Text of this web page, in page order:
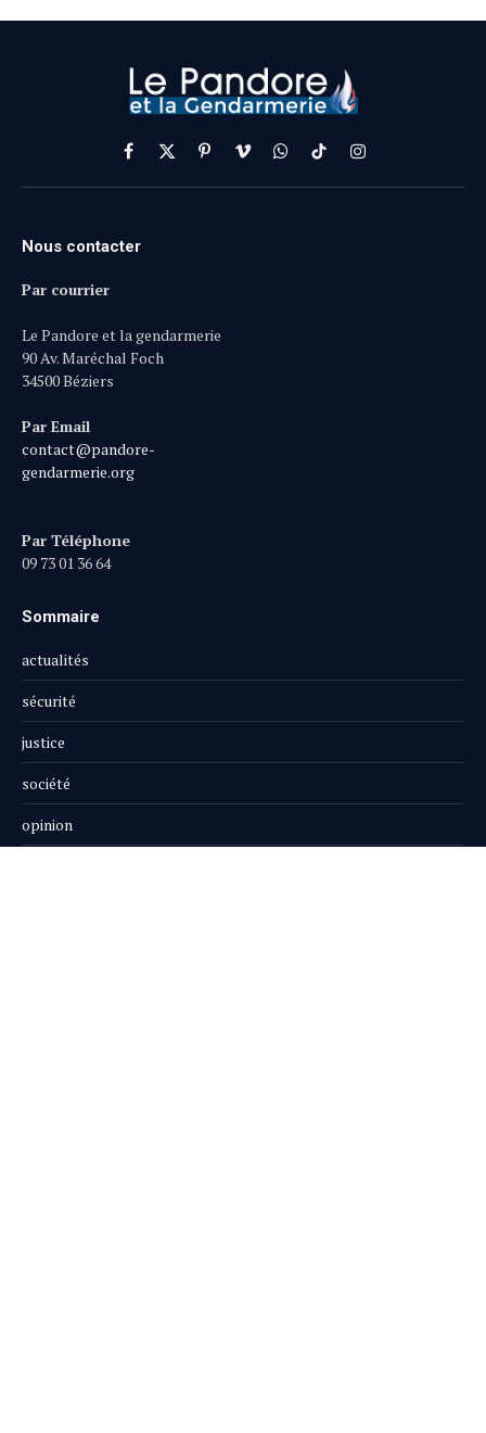
Facebook
X
(Twitter)
PinterestVimeoWhatsApp
TikTokInstagram
Nous contacter
Par courrier
Le Pandore et la gendarmerie
90 Av. Maréchal Foch
34500 Béziers
Par Email
contact@pandore-
gendarmerie.org
Par Téléphone
09 73 01 36 64
Sommaire
actualités
sécurité
justice
société
opinion